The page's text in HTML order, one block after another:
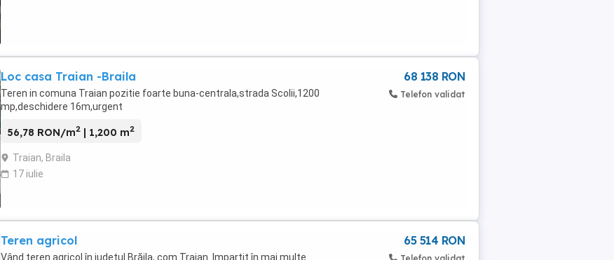
Loc casa Traian -Braila
Teren in comuna Traian pozitie foarte buna-centrala,strada Scolii,1200
mp,deschidere 16m,urgent
56,78 RON/m2 | 1,200 m2
Traian, Braila
17 iulie
68 138 RON
Telefon validat
Teren agricol
Vând teren agricol în județul Brăila, com Traian. Impartit în mai multe
65 514 RON